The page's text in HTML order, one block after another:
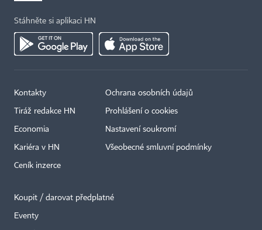
Stáhněte si aplikaci HN
Kontakty
Tiráž redakce HN
Economia
Kariéra v HN
Ceník inzerce
Ochrana osobních údajů
Prohlášení o cookies
Nastavení soukromí
Všeobecné smluvní podmínky
Koupit / darovat předplatné
Eventy